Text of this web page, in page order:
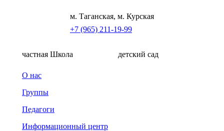
м. Таганская, м. Курская
+7 (965) 211-19-99
частная Школа детский сад
О нас
Группы
Педагоги
Информационный центр